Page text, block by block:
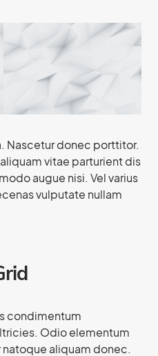
Nascetur donec porttitor.
vitae parturient dis
augue nisi. Vel varius
vulputate nullam
condimentum
Odio elementum
natoque aliquam donec.